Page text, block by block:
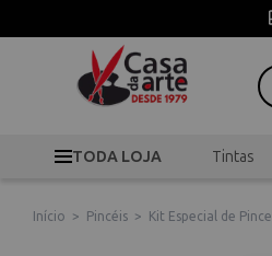
TODA LOJA Tintas
Início > Pincéis > Kit Especial de Pincel